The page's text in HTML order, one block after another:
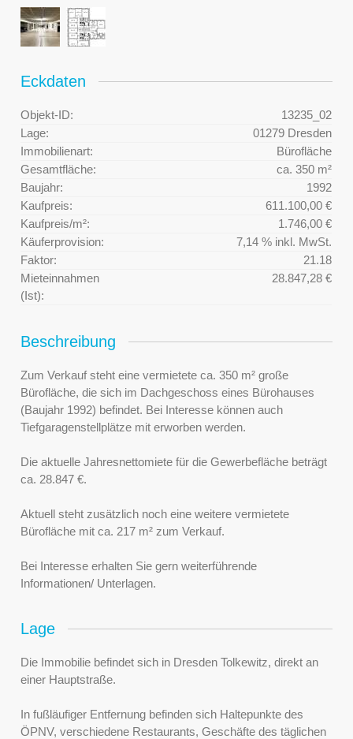
Eckdaten
Objekt-ID:
13235_02
Lage:
01279 Dresden
Immobilienart:
Bürofläche
Gesamtfläche:
ca. 350 m²
Baujahr:
1992
Kaufpreis:
611.100,00 €
Kaufpreis/m²:
1.746,00 €
Käuferprovision:
7,14 % inkl. MwSt.
Faktor:
21.18
Mieteinnahmen
(Ist):
28.847,28 €
Beschreibung
Zum Verkauf steht eine vermietete ca. 350 m² große
Bürofläche, die sich im Dachgeschoss eines Bürohauses
(Baujahr 1992) befindet. Bei Interesse können auch
Tiefgaragenstellplätze mit erworben werden.
Die aktuelle Jahresnettomiete für die Gewerbefläche beträgt
ca. 28.847 €.
Aktuell steht zusätzlich noch eine weitere vermietete
Bürofläche mit ca. 217 m² zum Verkauf.
Bei Interesse erhalten Sie gern weiterführende
Informationen/ Unterlagen.
Lage
Die Immobilie befindet sich in Dresden Tolkewitz, direkt an
einer Hauptstraße.
In fußläufiger Entfernung befinden sich Haltepunkte des
ÖPNV, verschiedene Restaurants, Geschäfte des täglichen